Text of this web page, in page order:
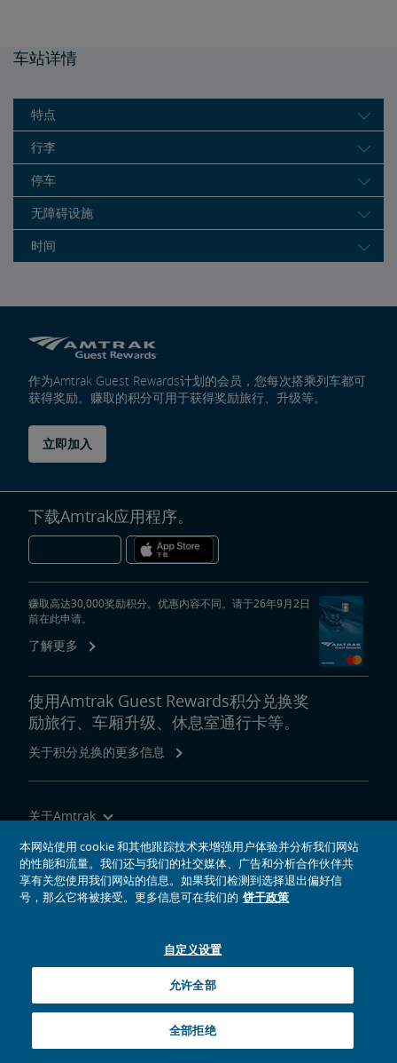
车站详情
特点
行李
停车
无障碍设施
时间
作为Amtrak Guest Rewards计划的会员，您每次搭乘列车都可
获得奖励。赚取的积分可用于获得奖励旅行、升级等。
立即加入
下载Amtrak应用程序。
赚取高达30,000奖励积分。优惠内容不同。请于26年9月2日
前在此申请。
了解更多
使用Amtrak Guest Rewards积分兑换奖
励旅行、车厢升级、休息室通行卡等。
关于积分兑换的更多信息
关于Amtrak
乘坐Amtrak列车旅行
网站工具
Amtrak的Facebook主页将在新窗口中打开
Amtrak的Twitter主页将在新窗口中打开
Amtrak的Instagram主页将在新窗口中打开
Amtrak的Linkedin主页将在新窗口中打开
Amtrak的YouTube主页将在新窗口中打开
Pinterest将在新窗口中打开
© 2026National Railroad Passenger Corporation
本网站使用 cookie 和其他跟踪技术来增强用户体验并分析我们网站
的性能和流量。我们还与我们的社交媒体、广告和分析合作伙伴共
享有关您使用我们网站的信息。如果我们检测到选择退出偏好信
号，那么它将被接受。更多信息可在我们的 饼干政策
自定义设置
全部拒绝
允许全部